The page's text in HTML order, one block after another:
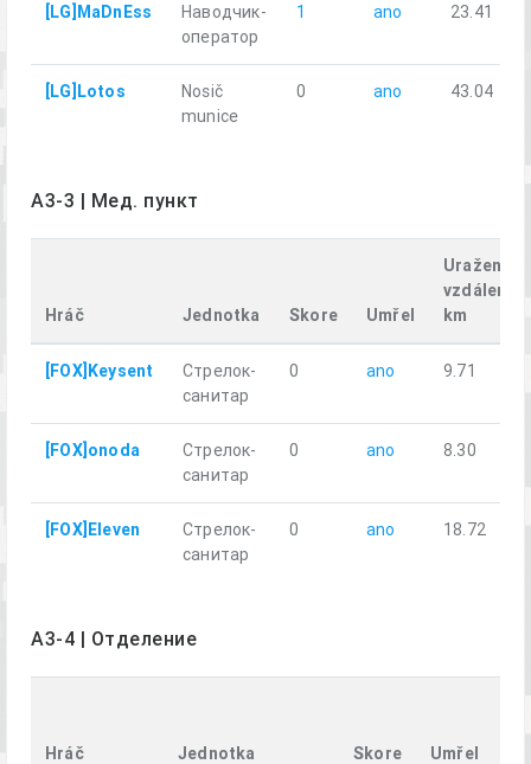
[LG]MaDnEss
Наводчик-
оператор
1 ano 23.41
[LG]Lotos
Nosič
munice
0 ano 43.04
A3-3 | Мед. пункт
Hráč Jednotka Skore Umřel
Uražená
km
[FOX]Keysent
Стрелок-
санитар
0 ano 9.71
[FOX]onoda
Стрелок-
санитар
0 ano 8.30
[FOX]Eleven
Стрелок-
санитар
0 ano 18.72
A3-4 | Отделение
Hráč Jednotka Skore Umřel